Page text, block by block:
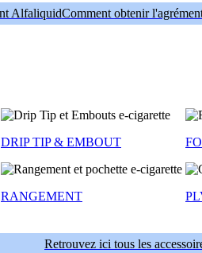
Comment obtenir
DRIP TIP & EMBOUT
RANGEMENT
Retrouvez ici tous les